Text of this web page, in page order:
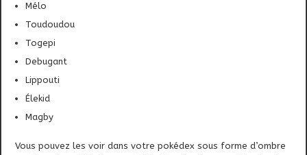
Mélo
Toudoudou
Togepi
Debugant
Lippouti
Élekid
Magby
Vous pouvez les voir dans votre pokédex sous forme d’ombre